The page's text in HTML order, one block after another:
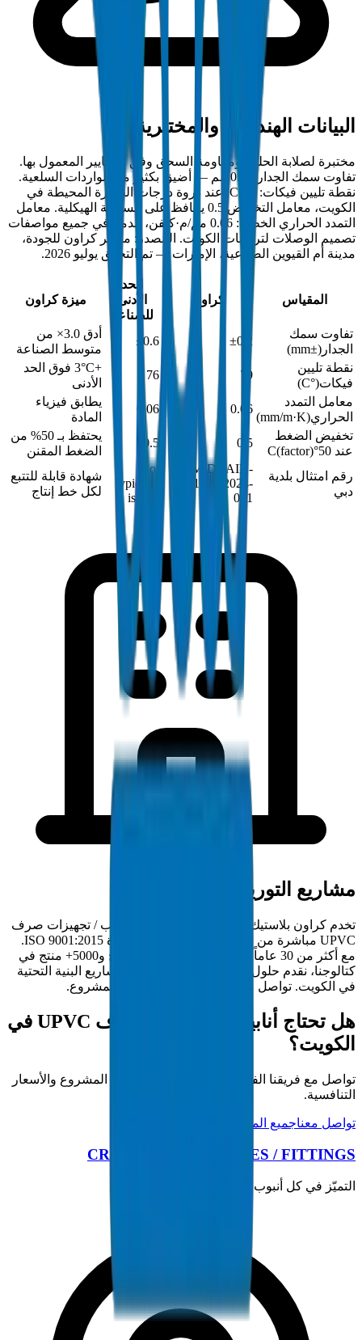
البيانات الهندسية والمختبرية
مختبرة لصلابة الحلقة ومقاومة السحق وفق المعايير المعمول بها.
تفاوت سمك الجدار ±0.2 مم — أضيق بكثير من الواردات السلعية.
نقطة تليين فيكات: 79°C. عند ذروة درجات الحرارة المحيطة في
الكويت، معامل التخفيض 0.5 يحافظ على السلامة الهيكلية. معامل
التمدد الحراري الخطي: 0.06 مم/م·كلفن، مدمج في جميع مواصفات
تصميم الوصلات لتركيبات الكويت. المصدر: مختبر كراون للجودة،
مدينة أم القيوين الصناعية، الإمارات — تم التحقق يوليو 2026.
المقياس كراون
الحد
الأدنى
للصناعة
ميزة كراون
تفاوت سمك
الجدار (
±mm
)
±0.2
±0.6
أدق 3.0× من
متوسط الصناعة
نقطة تليين
فيكات(
°C
)
79
76
+3°C فوق الحد
الأدنى
معامل التمدد
الحراري(
mm/m·K
)
0.06
0.06
يطابق فيزياء
المادة
تخفيض الضغط
عند 50°C
(factor)
0.5
0.5
يحتفظ بـ 50% من
الضغط المقنن
رقم امتثال بلدية
دبي
DM-DRAIN-
BS1329-2024-
001
Not
typically
issued
شهادة قابلة للتتبع
لكل خط إنتاج
مشاريع التوريد في الكويت
تخدم كراون بلاستيك مقاولي الكويت بتوريد أنابيب / تجهيزات صرف
UPVC مباشرة من المصنع من منشأتنا المعتمدة ISO 9001:2015.
مع أكثر من 30 عاماً من خبرة التصنيع في الخليج و5000+ منتج في
كتالوجنا، نقدم حلول أنابيب / تجهيزات كاملة لمشاريع البنية التحتية
في الكويت. تواصل مع فريقنا الفني لمتطلبات المشروع.
هل تحتاج أنابيب / تجهيزات صرف UPVC في
الكويت؟
تواصل مع فريقنا الفني للحصول على مواصفات المشروع والأسعار
التنافسية.
تواصل معناجميع المنتجات
CROWN PLASTIC PIPES / FITTINGS
التميّز في كل أنبوب